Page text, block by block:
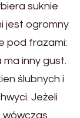
suknie
jest ogromny
pod frazami:
ma inny gust.
ślubnych i
Jeżeli
wówczas